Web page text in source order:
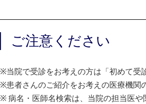
ご注意ください
※当院で受診をお考えの方は「初めて
※患者さんのご紹介をお考えの医療機
※病名・医師名検索は、当院の担当医